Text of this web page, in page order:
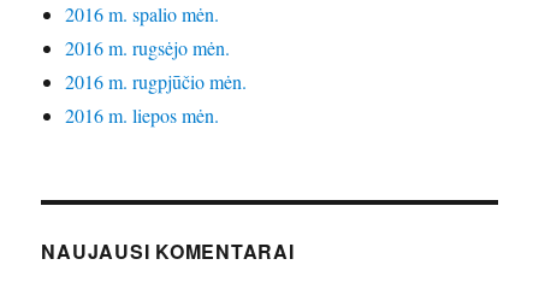
2016 m. spalio mėn.
2016 m. rugsėjo mėn.
2016 m. rugpjūčio mėn.
2016 m. liepos mėn.
NAUJAUSI KOMENTARAI